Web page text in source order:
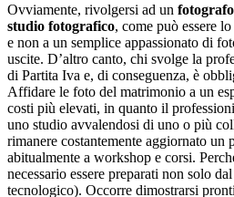
Ovviamente, rivolgersi ad un
studio fotografico, come può essere lo
e non a un semplice appassionato di
uscite. D’altro canto, chi svolge la
di Partita Iva e, di conseguenza, è
Affidare le foto del matrimonio a un
costi più elevati, in quanto il
uno studio avvalendosi di uno o più
rimanere costantemente aggiornato un
abitualmente a workshop e corsi.
necessario essere preparati non solo
tecnologico). Occorre dimostrarsi